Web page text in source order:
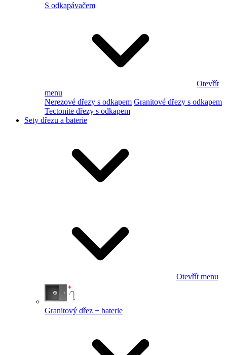
S odkapávačem
Otevřít
menu
Nerezové dřezy s odkapem Granitové dřezy s odkapem
Tectonite dřezy s odkapem
Sety dřezu a baterie
Otevřít menu
Granitový dřez + baterie